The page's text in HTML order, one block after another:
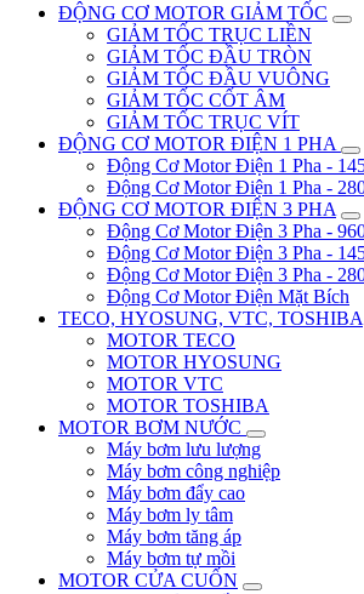
ĐỘNG CƠ MOTOR GIẢM TỐC
GIẢM TỐC TRỤC LIỀN
GIẢM TỐC ĐẦU TRÒN
GIẢM TỐC ĐẦU VUÔNG
GIẢM TỐC CỐT ÂM
GIẢM TỐC TRỤC VÍT
ĐỘNG CƠ MOTOR ĐIỆN 1 PHA
Động Cơ Motor Điện 1 Pha -
Động Cơ Motor Điện 1 Pha -
ĐỘNG CƠ MOTOR ĐIỆN 3 PHA
Động Cơ Motor Điện 3 Pha -
Động Cơ Motor Điện 3 Pha -
Động Cơ Motor Điện 3 Pha -
Động Cơ Motor Điện Mặt Bích
TECO, HYOSUNG, VTC, TOSHIBA
MOTOR TECO
MOTOR HYOSUNG
MOTOR VTC
MOTOR TOSHIBA
MOTOR BƠM NƯỚC
Máy bơm lưu lượng
Máy bơm công nghiệp
Máy bơm đẩy cao
Máy bơm ly tâm
Máy bơm tăng áp
Máy bơm tự mồi
MOTOR CỬA CUỐN